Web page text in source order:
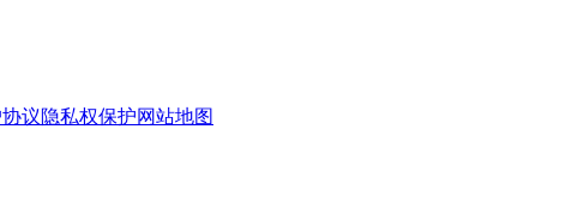
议隐私权保护网站地图